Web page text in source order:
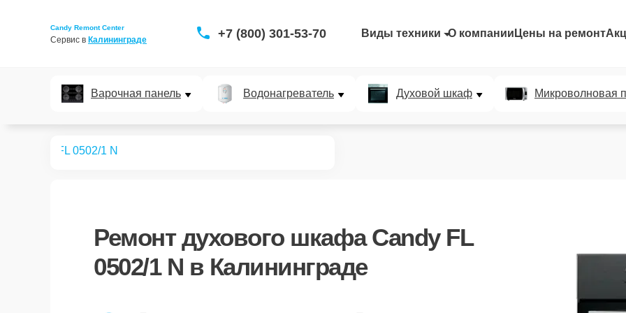
Candy Remont Center
Сервис в Калининграде +7 (800) 301-53-70 Виды техники О компании Цены на ремонт
Варочная панель Водонагреватель Духовой шкаф Микроволновая
FL 0502/1 N
Ремонтдухового шкафа Candy FL
0502/1 N в Калининграде